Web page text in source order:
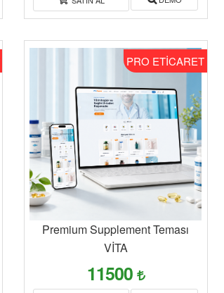
PRO ETİCARET
Premium Supplement Teması
VİTA
11500